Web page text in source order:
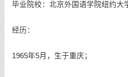
毕业院校：北京外国语学院纽约大
经历：
1965年5月，生于重庆；